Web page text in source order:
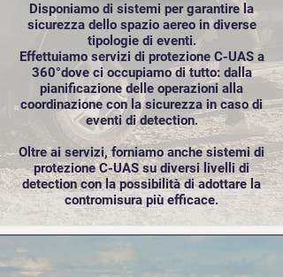
Disponiamo di sistemi per garantire la
sicurezza dello spazio aereo in diverse
tipologie di eventi.
Effettuiamo servizi di protezione C-UAS a
360°dove ci occupiamo di tutto: dalla
pianificazione delle operazioni alla
coordinazione con la sicurezza in caso di
eventi di detection.
Oltre ai servizi, forniamo anche sistemi di
protezione C-UAS su diversi livelli di
detection con la possibilità di adottare la
contromisura più efficace.